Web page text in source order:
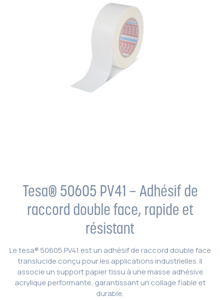
Tesa® 50605 PV41 – Adhésif de
raccord double face, rapide et
résistant
Le tesa® 50605 PV41 est un adhésif de raccord double face
translucide conçu pour les applications industrielles. Il
associe un support papier tissu à une masse adhésive
acrylique performante, garantissant un collage fiable et
durable.